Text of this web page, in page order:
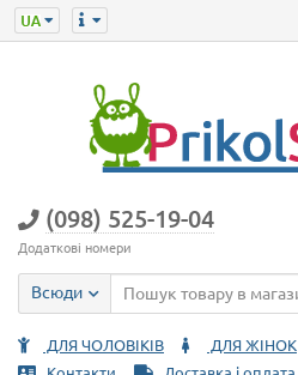
(098) 525-19-04
Додаткові номери
Всюди
ДЛЯ ЧОЛОВІКІВ ДЛЯ ЖІНОК